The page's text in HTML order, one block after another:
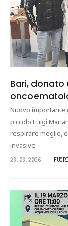
Bari, donato
Nuovo importante
piccolo Luigi
respirare meglio,
invasive
23.03.2026